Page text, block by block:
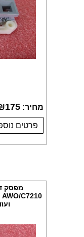
מחיר: 175
פרטים
מפסק